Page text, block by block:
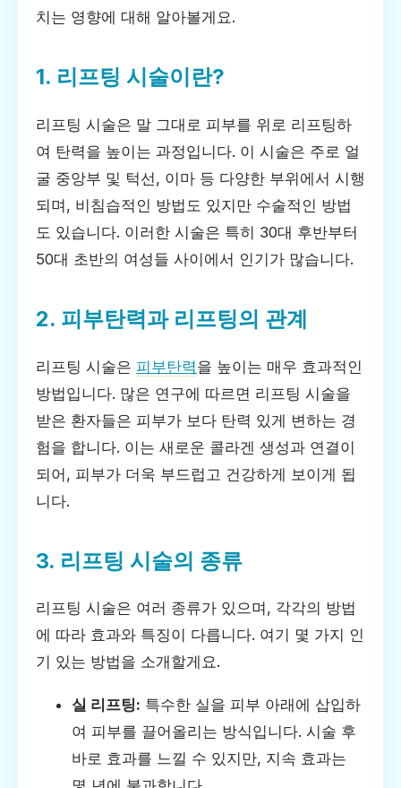
치는 영향에 대해 알아볼게요.
1. 리프팅 시술이란?
리프팅 시술은 말 그대로 피부를 위로 리프팅하
여 탄력을 높이는 과정입니다. 이 시술은 주로 얼
굴 중앙부 및 턱선, 이마 등 다양한 부위에서 시행
되며, 비침습적인 방법도 있지만 수술적인 방법
도 있습니다. 이러한 시술은 특히 30대 후반부터
50대 초반의 여성들 사이에서 인기가 많습니다.
2. 피부탄력과 리프팅의 관계
리프팅 시술은 피부탄력을 높이는 매우 효과적인
방법입니다. 많은 연구에 따르면 리프팅 시술을
받은 환자들은 피부가 보다 탄력 있게 변하는 경
험을 합니다. 이는 새로운 콜라겐 생성과 연결이
되어, 피부가 더욱 부드럽고 건강하게 보이게 됩
니다.
3. 리프팅 시술의 종류
리프팅 시술은 여러 종류가 있으며, 각각의 방법
에 따라 효과와 특징이 다릅니다. 여기 몇 가지 인
기 있는 방법을 소개할게요.
실 리프팅: 특수한 실을 피부 아래에 삽입하
여 피부를 끌어올리는 방식입니다. 시술 후
바로 효과를 느낄 수 있지만, 지속 효과는